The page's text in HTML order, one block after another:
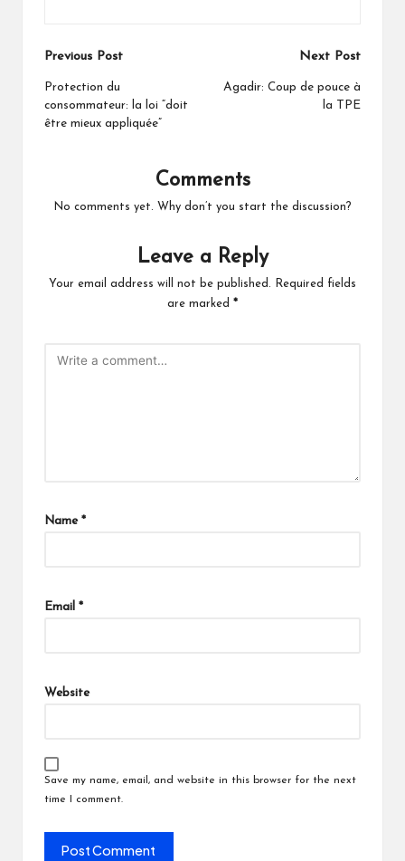
Post
navigation
Previous Post
Protection du
consommateur: la loi “doit
être mieux appliquée”
Next Post
Agadir: Coup de pouce à
la TPE
Comments
No comments yet. Why don’t you start the discussion?
Leave a Reply
Your email address will not be published.
Required fields
are marked *
Name *
Email *
Website
Save my name, email, and website in this browser for the next
time I comment.